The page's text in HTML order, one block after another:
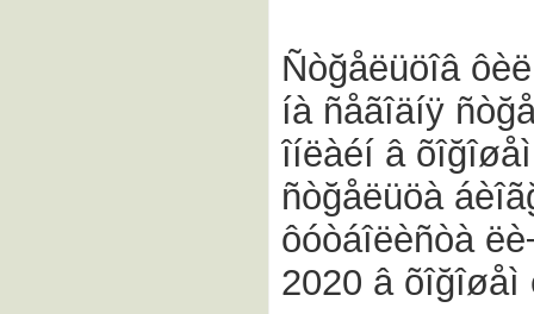
Ñòğåëüöîâ
íà ñåãîäíÿ
îíëàéí â
ñòğåëüöà
ôóòáîëèñòà
2020 â õîğîøåì